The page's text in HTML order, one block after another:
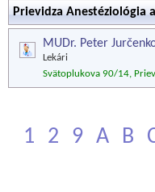
Prievidza Anestéziológia
MUDr. Peter
Lekári
Svätoplukova 90/14,
1 2 9 A B